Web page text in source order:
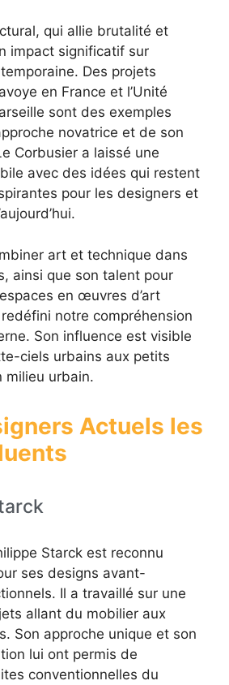
qui allie brutalité et
impact significatif sur
Des projets
en France et l’Unité
sont des exemples
novatrice et de son
Corbusier a laissé une
avec des idées qui restent
pour les designers et
art et technique dans
ainsi que son talent pour
en œuvres d’art
notre compréhension
Son influence est visible
ciels urbains aux petits
milieu urbain.
Actuels les
Starck est reconnu
ses designs avant-
Il a travaillé sur une
allant du mobilier aux
Son approche unique et son
lui ont permis de
conventionnelles du